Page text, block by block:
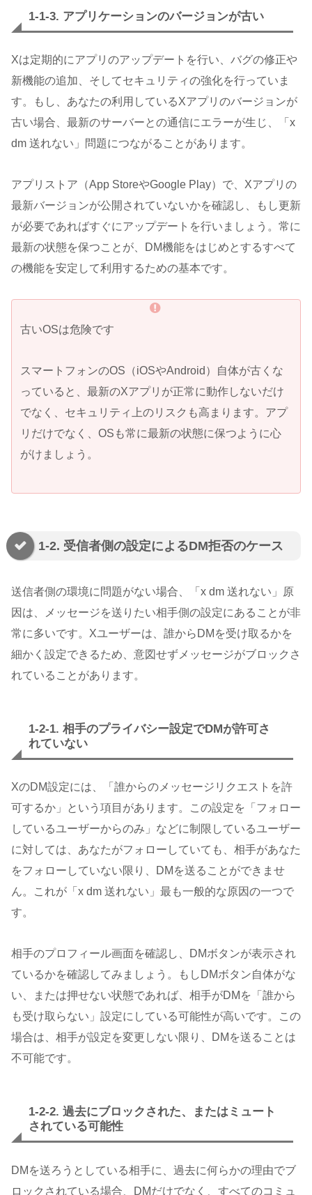
1-1-3. アプリケーションのバージョンが古い
Xは定期的にアプリのアップデートを行い、バグの修正や
新機能の追加、そしてセキュリティの強化を行っていま
す。もし、あなたの利用しているXアプリのバージョンが
古い場合、最新のサーバーとの通信にエラーが生じ、「x
dm 送れない」問題につながることがあります。
アプリストア（App StoreやGoogle Play）で、Xアプリの
最新バージョンが公開されていないかを確認し、もし更新
が必要であればすぐにアップデートを行いましょう。常に
最新の状態を保つことが、DM機能をはじめとするすべて
の機能を安定して利用するための基本です。
古いOSは危険です
スマートフォンのOS（iOSやAndroid）自体が古くな
っていると、最新のXアプリが正常に動作しないだけ
でなく、セキュリティ上のリスクも高まります。アプ
リだけでなく、OSも常に最新の状態に保つように心
がけましょう。
1-2. 受信者側の設定によるDM拒否のケース
送信者側の環境に問題がない場合、「x dm 送れない」原
因は、メッセージを送りたい相手側の設定にあることが非
常に多いです。Xユーザーは、誰からDMを受け取るかを
細かく設定できるため、意図せずメッセージがブロックさ
れていることがあります。
1-2-1. 相手のプライバシー設定でDMが許可さ
れていない
XのDM設定には、「誰からのメッセージリクエストを許
可するか」という項目があります。この設定を「フォロー
しているユーザーからのみ」などに制限しているユーザー
に対しては、あなたがフォローしていても、相手があなた
をフォローしていない限り、DMを送ることができませ
ん。これが「x dm 送れない」最も一般的な原因の一つで
す。
相手のプロフィール画面を確認し、DMボタンが表示され
ているかを確認してみましょう。もしDMボタン自体がな
い、または押せない状態であれば、相手がDMを「誰から
も受け取らない」設定にしている可能性が高いです。この
場合は、相手が設定を変更しない限り、DMを送ることは
不可能です。
1-2-2. 過去にブロックされた、またはミュート
されている可能性
DMを送ろうとしている相手に、過去に何らかの理由でブ
ロックされている場合、DMだけでなく、すべてのコミュ